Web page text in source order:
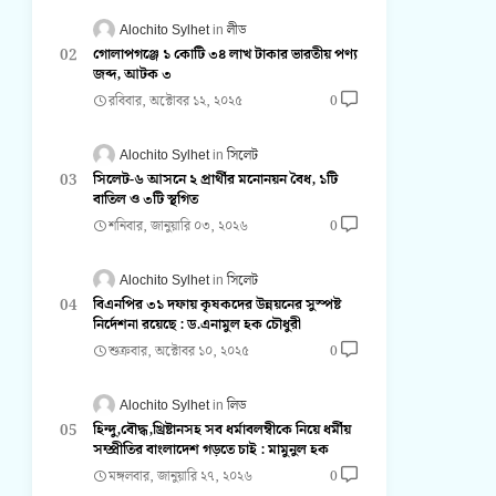
Alochito Sylhet লীড
গোলাপগঞ্জে ১ কোটি ৩৪ লাখ টাকার ভারতীয় পণ্য
জব্দ, আটক ৩
রবিবার, অক্টোবর ১২, ২০২৫ 0
Alochito Sylhet সিলেট
সিলেট-৬ আসনে ২ প্রার্থীর মনোনয়ন বৈধ, ১টি
বাতিল ও ৩টি স্থগিত
শনিবার, জানুয়ারি ০৩, ২০২৬ 0
Alochito Sylhet সিলেট
বিএনপির ৩১ দফায় কৃষকদের উন্নয়নের সুস্পষ্ট
নির্দেশনা রয়েছে : ড.এনামুল হক চৌধুরী
শুক্রবার, অক্টোবর ১০, ২০২৫ 0
Alochito Sylhet লিড
হিন্দু,বৌদ্ধ,খ্রিষ্টানসহ সব ধর্মাবলম্বীকে নিয়ে ধর্মীয়
সম্প্রীতির বাংলাদেশ গড়তে চাই : মামুনুল হক
মঙ্গলবার, জানুয়ারি ২৭, ২০২৬ 0